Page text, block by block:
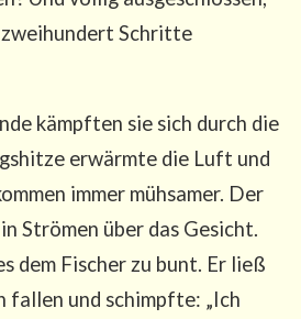
Schrit­te
kämpf­ten sie sich durch die
erwärm­te die Luft und
immer müh­sa­mer. Der
Strö­men über das Gesicht.
dem Fischer zu bunt. Er ließ
fal­len und schimpf­te: „Ich